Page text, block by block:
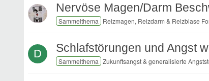
Nervöse Magen/Darm
Reizmagen, Reizdarm & Reizblase
D Schlafstörungen und Angst
Zukunftsangst & generalisierte